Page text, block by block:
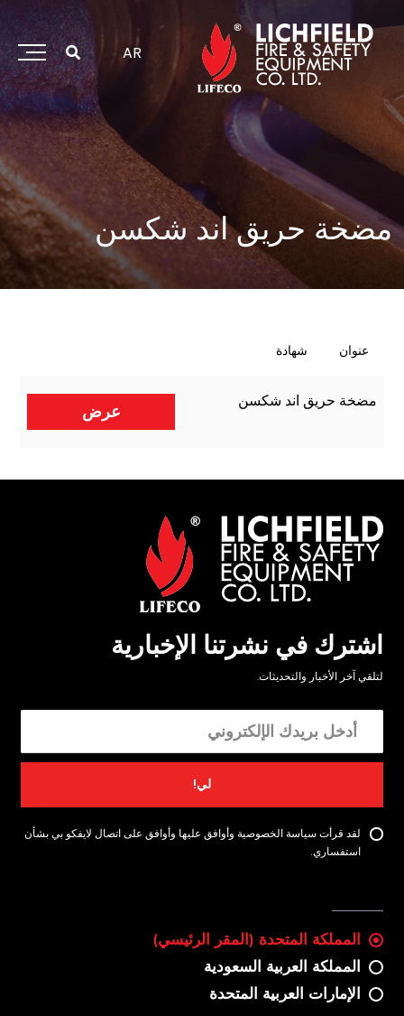
إلى
المحتوى
AR
مضخة حريق اند شكسن
عنوان شهادة
مضخة حريق اند شكسن عرض
اشترك في نشرتنا الإخبارية
لتلقي آخر الأخبار والتحديثات.
لي!
لقد قرأت سياسة الخصوصية وأوافق عليها وأوافق على اتصال لايفكو بي بشأن
استفساري.
المملكة المتحدة (المقر الرئيسي)
المملكة العربية السعودية
الإمارات العربية المتحدة